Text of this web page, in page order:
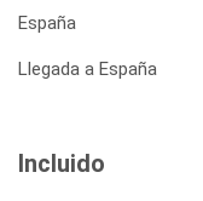
España
Llegada a España
Incluido